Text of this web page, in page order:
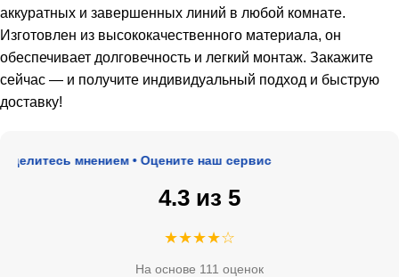
аккуратных и завершенных линий в любой комнате.
Изготовлен из высококачественного материала, он
обеспечивает долговечность и легкий монтаж. Закажите
сейчас — и получите индивидуальный подход и быструю
доставку!
мнением • Оцените наш сервис
4.3 из 5
★★★★☆
На основе 111 оценок